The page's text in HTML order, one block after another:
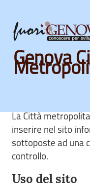
Skip
main
content
Genova
Note
La Città
inserire nel sito
sottoposte ad una
controllo.
Uso del sito